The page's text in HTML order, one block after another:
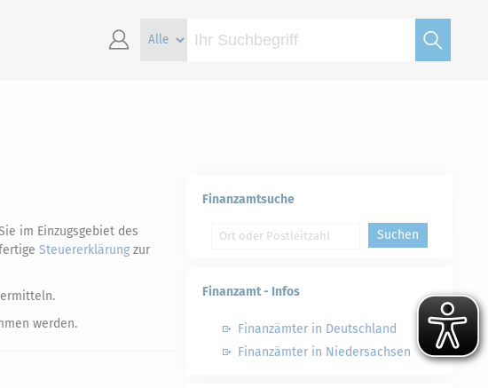
im Einzugsgebiet des
Steuererklärung zur
werden.
Finanzamtsuche
Suchen
Finanzamt - Infos
Finanzämter in Deutschland
Finanzämter in Niedersachsen